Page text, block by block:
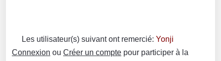
Les utilisateur(s) suivant ont remercié: Yonji
Connexion ou Créer un compte pour participer à la